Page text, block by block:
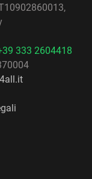
333 2604418